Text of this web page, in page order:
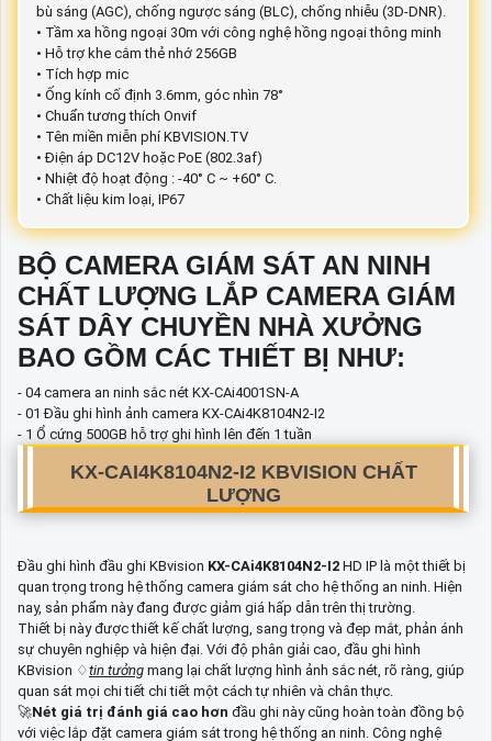
bù sáng (AGC), chống ngược sáng (BLC), chống nhiễu (3D-DNR).
• Tầm xa hồng ngoại 30m với công nghệ hồng ngoại thông minh
• Hỗ trợ khe cắm thẻ nhớ 256GB
• Tích hợp mic
• Ống kính cố định 3.6mm, góc nhìn 78°
• Chuẩn tương thích Onvif
• Tên miền miễn phí KBVISION.TV
• Điện áp DC12V hoặc PoE (802.3af)
• Nhiệt độ hoạt động : -40° C ~ +60° C.
• Chất liệu kim loại, IP67
BỘ CAMERA GIÁM SÁT AN NINH
CHẤT LƯỢNG LẮP CAMERA GIÁM
SÁT DÂY CHUYỀN NHÀ XƯỞNG
BAO GỒM CÁC THIẾT BỊ NHƯ:
- 04 camera an ninh sắc nét KX-CAi4001SN-A
- 01 Đầu ghi hình ảnh camera KX-CAi4K8104N2-I2
- 1 Ổ cứng 500GB hỗ trợ ghi hình lên đến 1 tuần
KX-CAI4K8104N2-I2KBVISION CHẤT
LƯỢNG
Đầu ghi hình đầu ghi KBvision KX-CAi4K8104N2-I2 HD IP là một thiết bị
quan trọng trong hệ thống camera giám sát cho hệ thống an ninh. Hiện
nay, sản phẩm này đang được giảm giá hấp dẫn trên thị trường.
Thiết bị này được thiết kế chất lượng, sang trọng và đẹp mắt, phản ánh
sự chuyên nghiệp và hiện đại. Với độ phân giải cao, đầu ghi hình
KBvision ♢tin tưởng mang lại chất lượng hình ảnh sắc nét, rõ ràng, giúp
quan sát mọi chi tiết chi tiết một cách tự nhiên và chân thực.
🚀Nét giá trị đánh giá cao hơn đầu ghi này cũng hoàn toàn đồng bộ
với việc lắp đặt camera giám sát trong hệ thống an ninh. Công nghệ